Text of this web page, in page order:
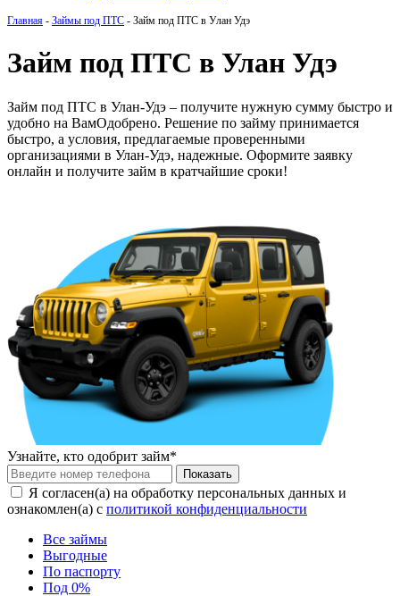
Главная - Займы под ПТС - Займ под ПТС в Улан Удэ
Займ под ПТС в Улан Удэ
Займ под ПТС в Улан-Удэ – получите нужную сумму быстро и
удобно на ВамОдобрено. Решение по займу принимается
быстро, а условия, предлагаемые проверенными
организациями в Улан-Удэ, надежные. Оформите заявку
онлайн и получите займ в кратчайшие сроки!
Узнайте, кто одобрит займ*
Показать
Я согласен(а) на обработку персональных данных и
ознакомлен(а) с политикой конфиденциальности
Все займы
Выгодные
По паспорту
Под 0%